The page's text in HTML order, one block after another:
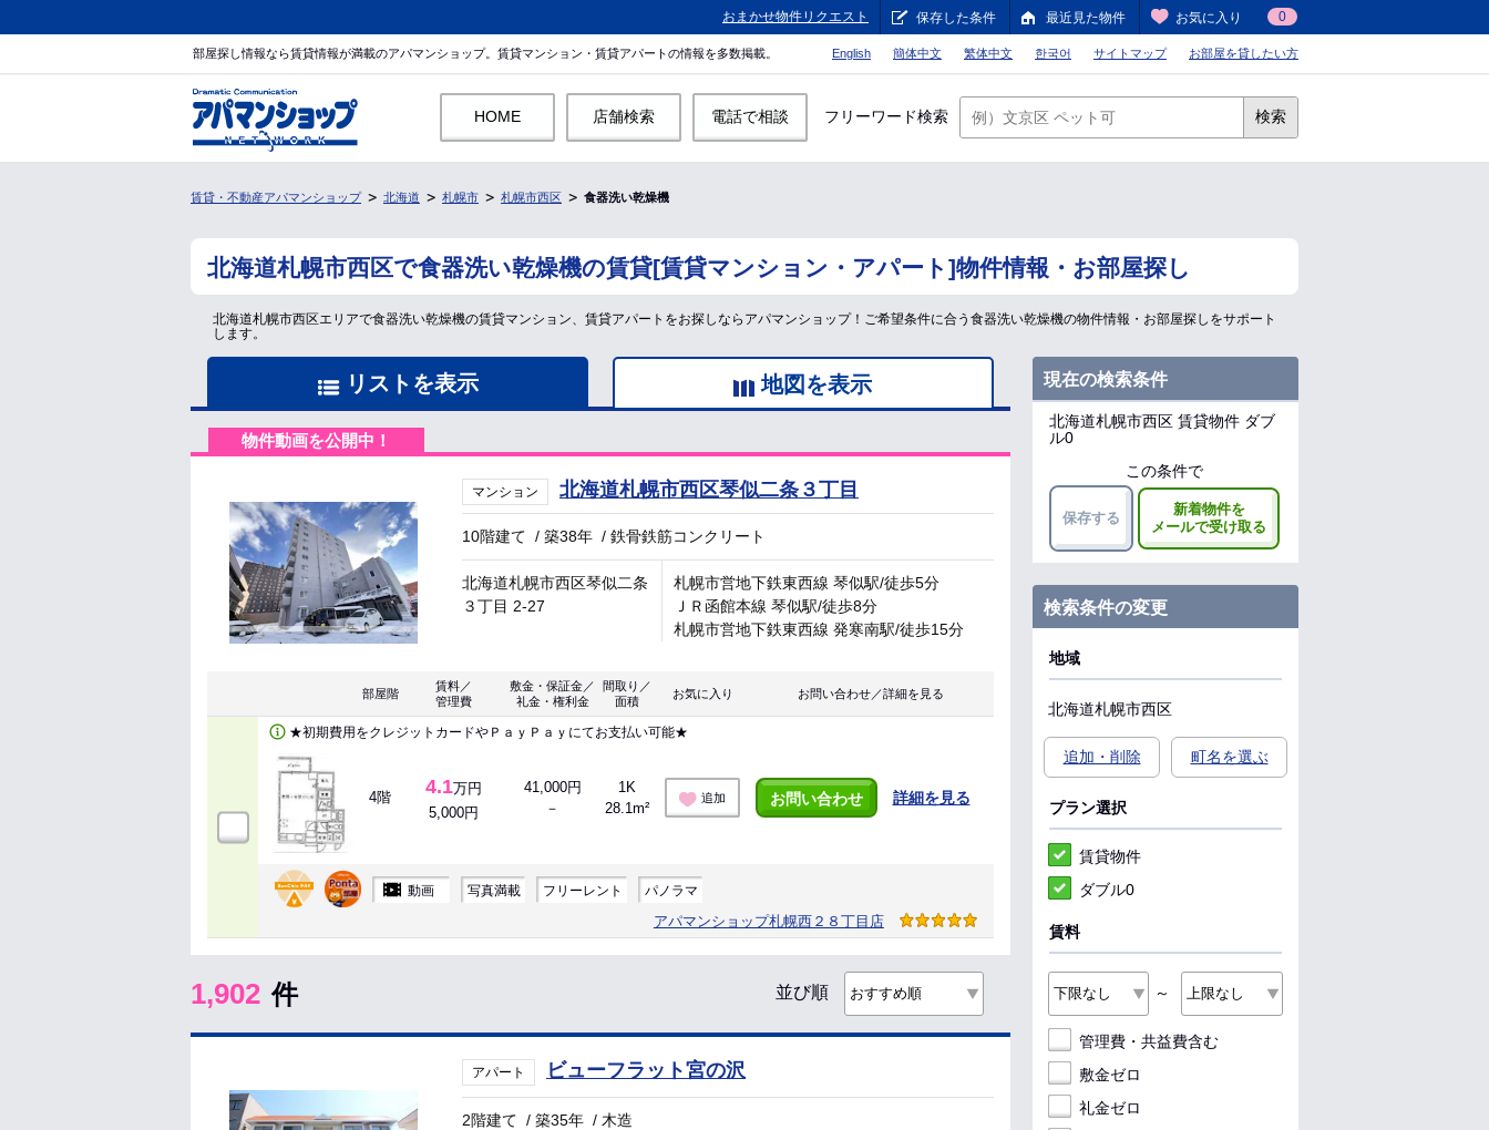
おまかせ物件リクエスト 保存した条件 最近見た物件 お気に入り 0
部屋探し情報なら賃貸情報が満載のアパマンショップ。賃貸マンション・賃貸アパートの情報を多数掲載。 English 簡体中文 繁体中文 한국어 サイトマップ お部屋を貸したい方
HOME 店舗検索 電話で相談 フリーワード検索 検索
賃貸・不動産アパマンショップ 北海道 札幌市 札幌市西区 食器洗い乾燥機
北海道札幌市西区で食器洗い乾燥機の賃貸[賃貸マンション・アパート]物件情報・お部屋探し
北海道札幌市西区エリアで食器洗い乾燥機の賃貸マンション、賃貸アパートをお探しならアパマンショップ！ご希望条件に合う食器洗い乾燥機の物件情報・お部屋探しをサポート
します。
リストを表示 地図を表示
物件動画を公開中！
マンション 北海道札幌市西区琴似二条３丁目
10階建て /築38年 /鉄骨鉄筋コンクリート
北海道札幌市西区琴似二条
３丁目 2-27
札幌市営地下鉄東西線 琴似駅/徒歩5分
ＪＲ函館本線 琴似駅/徒歩8分
札幌市営地下鉄東西線 発寒南駅/徒歩15分
部屋階
賃料／
管理費
敷金・保証金／
礼金・権利金
間取り／
面積
お気に入り お問い合わせ／詳細を見る
★初期費用をクレジットカードやＰａｙＰａｙにてお支払い可能★
4階 4.1万円
5,000円
41,000円
－
1K
28.1m²
追加 お問い合わせ 詳細を見る
動画 写真満載 フリーレント パノラマ
アパマンショップ札幌西２８丁目店
1,902 件 並び順
アパート ビューフラット宮の沢
2階建て /築35年 / 木造
現在の検索条件
北海道札幌市西区 賃貸物件 ダブ
ル0
この条件で
保存する
新着物件を
メールで受け取る
検索条件の変更
地域
北海道札幌市西区
追加・削除 町名を選ぶ
プラン選択
賃貸物件
ダブル0
賃料
～
管理費・共益費含む
敷金ゼロ
礼金ゼロ